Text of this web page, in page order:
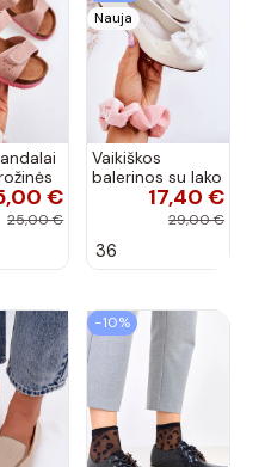
€
25,00 €
Nauja
Vaikiškos
balerinos su lako
efektu ir
kaspinais baltos
17,40 €
29,00 €
36
−10%